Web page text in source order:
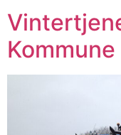
Kommune